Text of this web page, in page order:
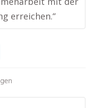
erreichen.“